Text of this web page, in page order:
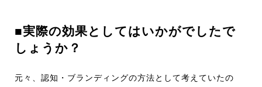
■実際の効果としてはいかがでしたで
しょうか？
元々、認知・ブランディングの方法として考えていたの